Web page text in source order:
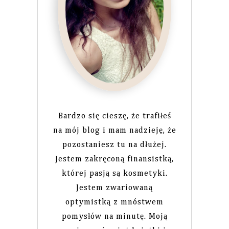
Bardzo się cieszę, że trafiłeś
na mój blog i mam nadzieję, że
pozostaniesz tu na dłużej.
Jestem zakręconą finansistką,
której pasją są kosmetyki.
Jestem zwariowaną
optymistką z mnóstwem
pomysłów na minutę. Moją